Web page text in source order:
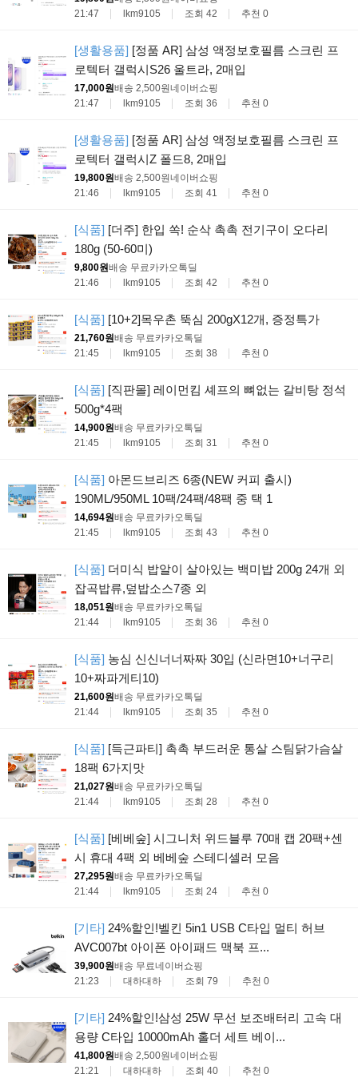
21:47
lkm9105 조회 42 추천 0
[생활용품] [정품 AR] 삼성 액정보호필름 스크린 프
로텍터 갤럭시S26 울트라, 2매입
17,000원배송 2,500원네이버쇼핑
21:47
lkm9105 조회 36 추천 0
[생활용품] [정품 AR] 삼성 액정보호필름 스크린 프
로텍터 갤럭시Z 폴드8, 2매입
19,800원배송 2,500원네이버쇼핑
21:46
lkm9105 조회 41 추천 0
[식품] [더주] 한입 쏙! 순삭 촉촉 전기구이 오다리
180g (50-60미)
9,800원배송 무료카카오톡딜
21:46
lkm9105 조회 42 추천 0
[식품] [10+2]목우촌 뚝심 200gX12개, 증정특가
21,760원배송 무료카카오톡딜
21:45
lkm9105 조회 38 추천 0
[식품] [직판몰] 레이먼킴 셰프의 뼈없는 갈비탕 정석
500g*4팩
14,900원배송 무료카카오톡딜
21:45
lkm9105 조회 31 추천 0
[식품] 아몬드브리즈 6종(NEW 커피 출시)
190ML/950ML 10팩/24팩/48팩 중 택 1
14,694원배송 무료카카오톡딜
21:45
lkm9105 조회 43 추천 0
[식품] 더미식 밥알이 살아있는 백미밥 200g 24개 외
잡곡밥류,덮밥소스7종 외
18,051원배송 무료카카오톡딜
21:44
lkm9105 조회 36 추천 0
[식품] 농심 신신너너짜짜 30입 (신라면10+너구리
10+짜파게티10)
21,600원배송 무료카카오톡딜
21:44
lkm9105 조회 35 추천 0
[식품] [득근파티] 촉촉 부드러운 통살 스팀닭가슴살
18팩 6가지맛
21,027원배송 무료카카오톡딜
21:44
lkm9105 조회 28 추천 0
[식품] [베베숲] 시그니처 위드블루 70매 캡 20팩+센
시 휴대 4팩 외 베베숲 스테디셀러 모음
27,295원배송 무료카카오톡딜
21:44
lkm9105 조회 24 추천 0
[기타] 24%할인!벨킨 5in1 USB C타입 멀티 허브
AVC007bt 아이폰 아이패드 맥북 프...
39,900원배송 무료네이버쇼핑
21:23
대하대하 조회 79 추천 0
[기타] 24%할인!삼성 25W 무선 보조배터리 고속 대
용량 C타입 10000mAh 홀더 세트 베이...
41,800원배송 2,500원네이버쇼핑
21:21
대하대하 조회 40 추천 0